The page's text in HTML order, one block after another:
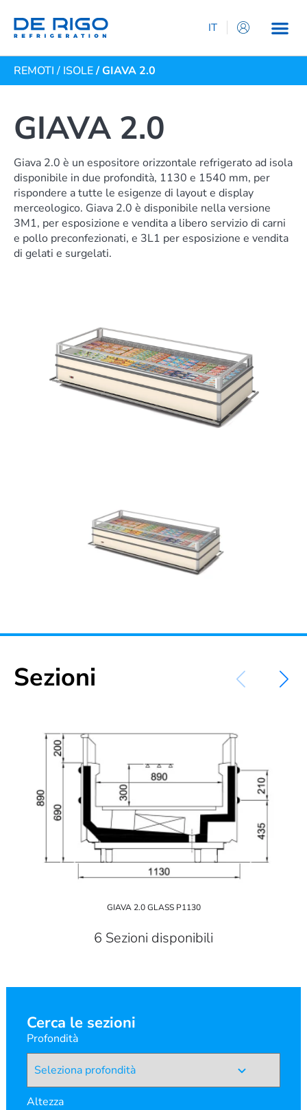
IT
EN
REMOTI / ISOLE/ GIAVA 2.0
GIAVA 2.0
Giava 2.0 è un espositore orizzontale refrigerato ad isola
disponibile in due profondità, 1130 e 1540 mm, per
rispondere a tutte le esigenze di layout e display
merceologico. Giava 2.0 è disponibile nella versione
3M1, per esposizione e vendita a libero servizio di carni
e pollo preconfezionati, e 3L1 per esposizione e vendita
di gelati e surgelati.
Sezioni
GIAVA 2.0 GLASS P1130
6 Sezioni disponibili
Cerca le sezioni
Profondità
Altezza